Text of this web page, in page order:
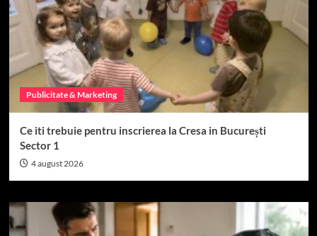
Publicitate & Marketing
Ce iti trebuie pentru inscrierea la Cresa in București
Sector 1
4 august 2026